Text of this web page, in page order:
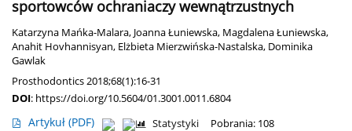
sportowców ochraniaczy wewnątrzustnych
Katarzyna Mańka-Malara, Joanna Łuniewska, Magdalena Łuniewska,
Anahit Hovhannisyan, Elżbieta Mierzwińska-Nastalska, Dominika
Gawlak
Prosthodontics 2018;68(1):16-31
DOI: https://doi.org/10.5604/01.3001.0011.6804
Artykuł (PDF) Statystyki
Pobrania: 108